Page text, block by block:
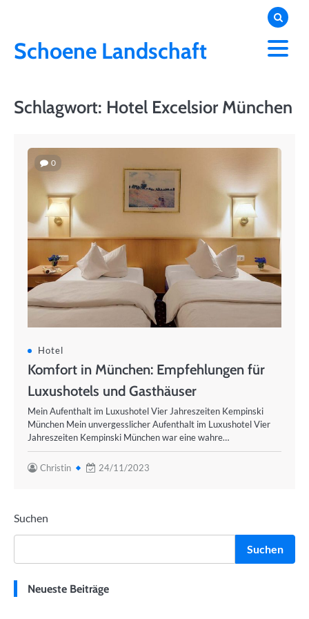
contentSchoene Landschaft
Schlagwort: Hotel Excelsior München
0
Hotel
Komfort in München: Empfehlungen für
Luxushotels und Gasthäuser
Mein Aufenthalt im Luxushotel Vier Jahreszeiten Kempinski
München Mein unvergesslicher Aufenthalt im Luxushotel Vier
Jahreszeiten Kempinski München war eine wahre…
Christin 24/11/2023
Suchen
Suchen
Neueste Beiträge